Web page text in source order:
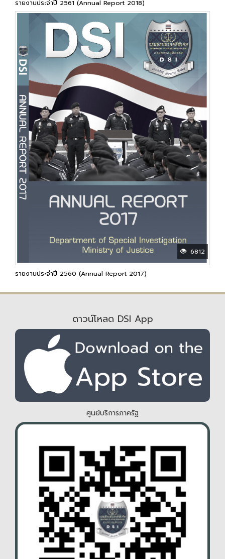
รายงานประจำปี 2561 (Annual Report 2018)
6812
รายงานประจำปี 2560 (Annual Report 2017)
ดาวน์โหลด DSI App
ศูนย์บริการภาครัฐ